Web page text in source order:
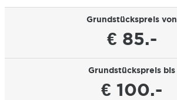
Grundstückspreis von
€ 85.-
Grundstückspreis bis
€ 100.-